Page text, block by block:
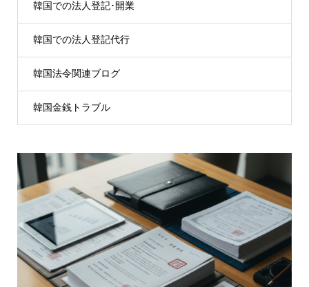
韓国での法人登記･開業
韓国での法人登記代行
韓国法令関連ブログ
韓国金銭トラブル